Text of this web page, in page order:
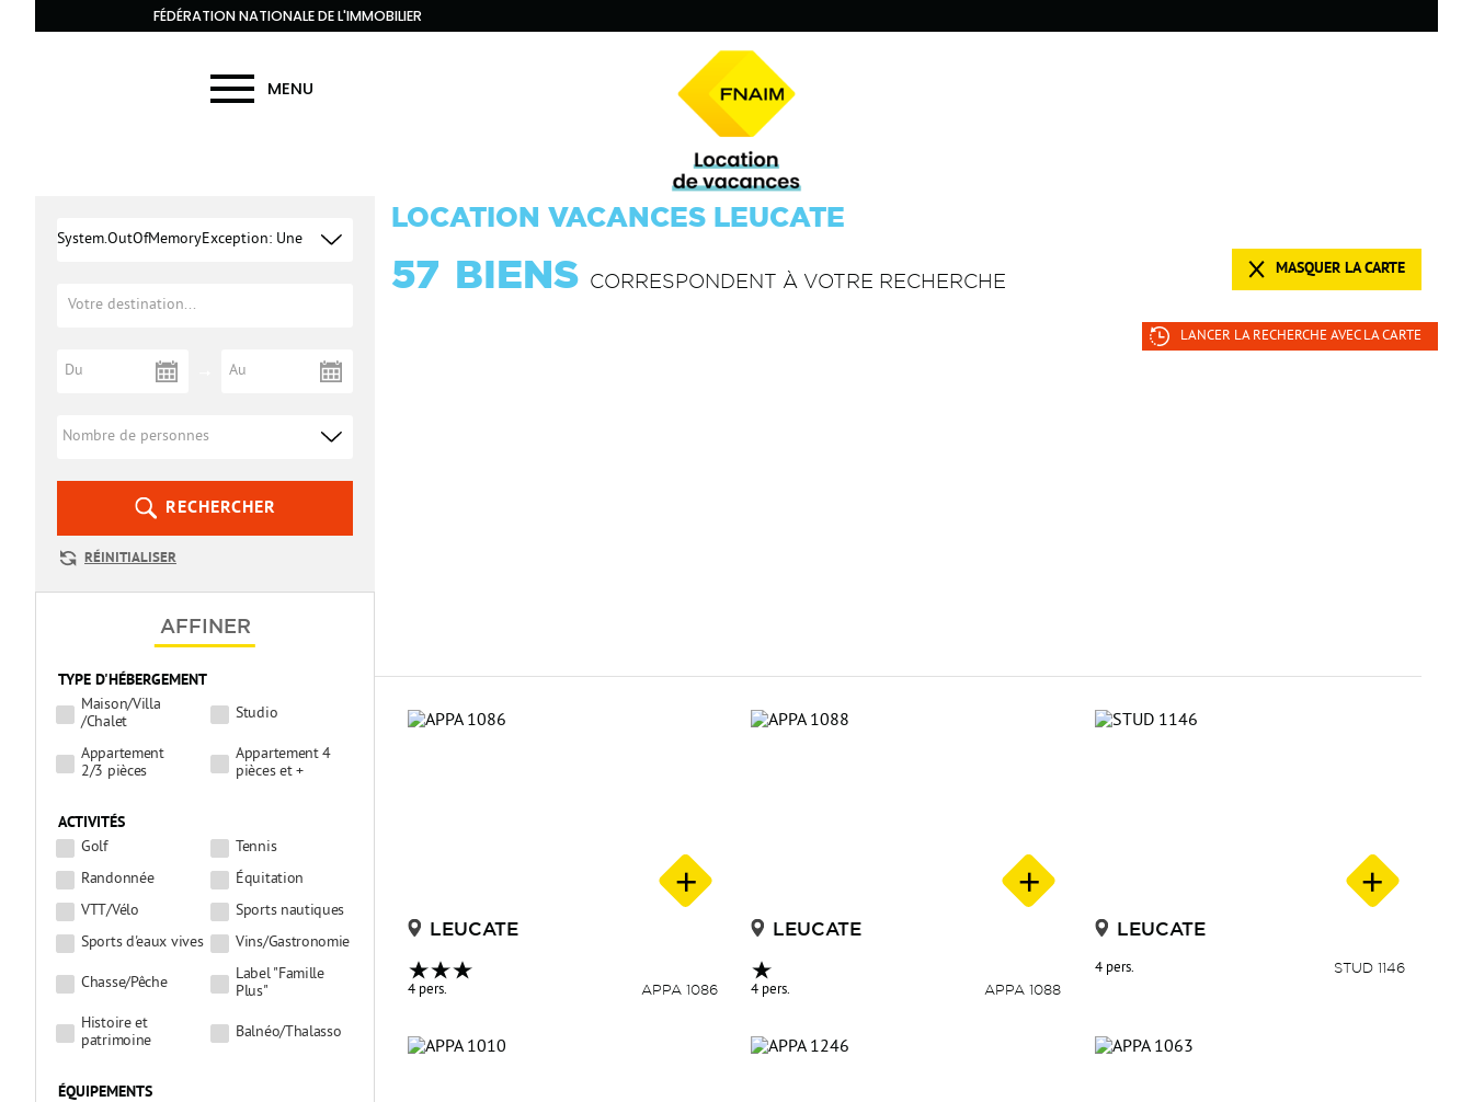
FÉDÉRATION NATIONALE DE L'IMMOBILIER
MENU
System.OutOfMemoryException: Une
levée. à (XmlQueryRuntime {urn:schemas-
com:xslt-debug}current) à
(XmlQueryRuntime {urn:schemas-microsoft-
com:xslt-debug}runtime, XPathNavigator ) à
Root(XmlQueryRuntime {urn:schemas-
microsoft-com:xslt-debug}runtime) à
Execute(XmlQueryRuntime {urn:schemas-
microsoft-com:xslt-debug}runtime) à
System.Xml.Xsl.XmlILCommand.Execute(Object
defaultDocument, XmlResolver dataSources,
XmlSequenceWriter results) à
System.Xml.Xsl.XmlILCommand.Execute(Object
defaultDocument, XmlResolver dataSources,
RECHERCHER
RÉINITIALISER
AFFINER
TYPE D'HÉBERGEMENT
Maison/Villa
/Chalet
Studio
Appartement
2/3 pièces
Appartement 4
pièces et +
ACTIVITÉS
Golf
Tennis
Randonnée
Équitation
VTT/Vélo
Sports nautiques
Sports d'eaux vives
Vins/Gastronomie
Chasse/Pêche
Label "Famille
Plus"
Histoire et
patrimoine
Balnéo/Thalasso
ÉQUIPEMENTS
LOCATION VACANCES LEUCATE
57 BIENS CORRESPONDENT À VOTRE RECHERCHE
MASQUER LA CARTE
LANCER LA RECHERCHE AVEC LA CARTE
LEUCATE
4 pers. APPA 1086
LEUCATE
4 pers. APPA 1088
LEUCATE
4 pers. STUD 1146